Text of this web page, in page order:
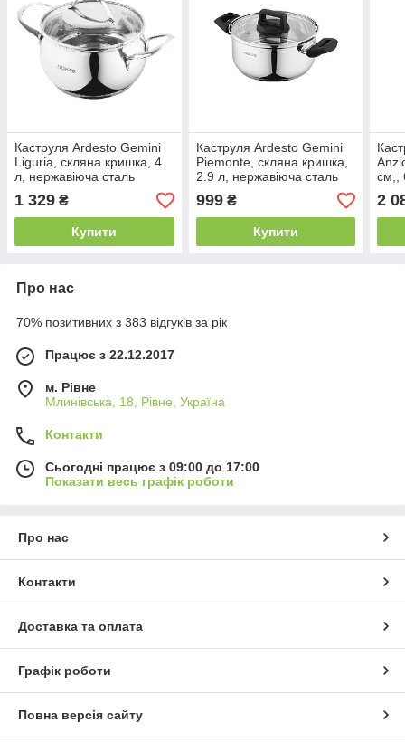
Каструля Ardesto Gemini
Liguria, скляна кришка, 4
л, нержавіюча сталь
1 329 ₴
Купити
Каструля Ardesto Gemini
Piemonte, скляна кришка,
2.9 л, нержавіюча сталь
999₴
Купити
см,,
2
Про нас
70% позитивних з 383 відгуків за рік
Працює з 22.12.2017
м. Рівне
Млинівська, 18, Рівне, Україна
Контакти
Сьогодні працює з 09:00 до 17:00
Показати весь графік роботи
Про нас
Контакти
Доставка та оплата
Графік роботи
Повна версія сайту